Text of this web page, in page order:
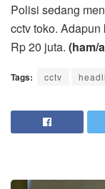
Polisi sedang
cctv toko.
Rp 20 juta. (ham/
Tags: cctv